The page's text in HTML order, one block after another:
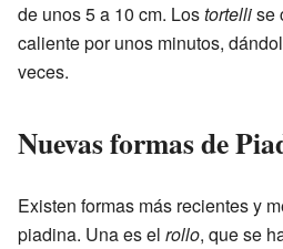
de unos 5 a 10 cm. Lostortellise
caliente por unos minutos,
veces.
Nuevas formas de
Existen formas más recientes y
piadina. Una es el rollo, que se